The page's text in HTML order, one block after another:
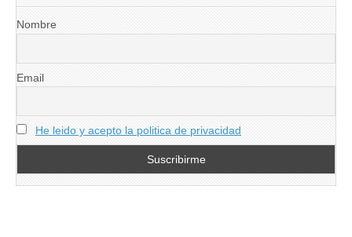
Nombre
Email
He leido y acepto la politica de privacidad